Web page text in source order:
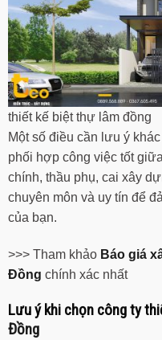
thiết kế biệt thự lâm đồng
Một số điều cần lưu ý
phối hợp công việc tốt
chính, thầu phụ, cai xây
chuyên môn và uy tín để
của bạn.
>>> Tham khảo Báo giá
Đồng chính xác nhất
Lưu ý khi chọn công ty
Đồng